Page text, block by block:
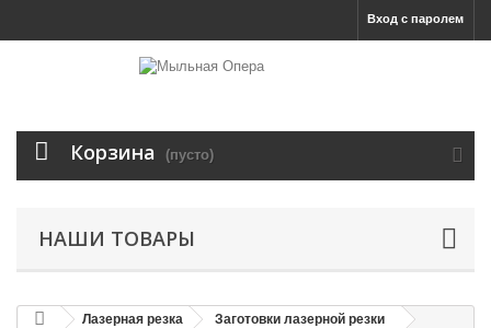
Вход с паролем
Корзина (пусто)
НАШИ ТОВАРЫ
Лазерная резка
Заготовки лазерной резки